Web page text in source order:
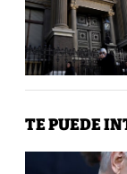
TE PUEDE